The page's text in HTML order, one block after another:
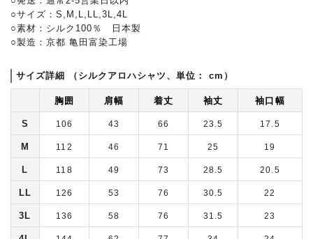
○サイズ：S,M,L,LL,3L,4L
○素材：シルク100％ 日本製
○製造：京都 亀田富染工場
サイズ詳細 （シルクアロハシャツ、単位： cm）
胸囲 肩幅 着丈 袖丈 袖口幅
S 106 43 66 23.5 17.5
M 112 46 71 25 19
L 118 49 73 28.5 20.5
LL 126 53 76 30.5 22
3L 136 58 76 31.5 23